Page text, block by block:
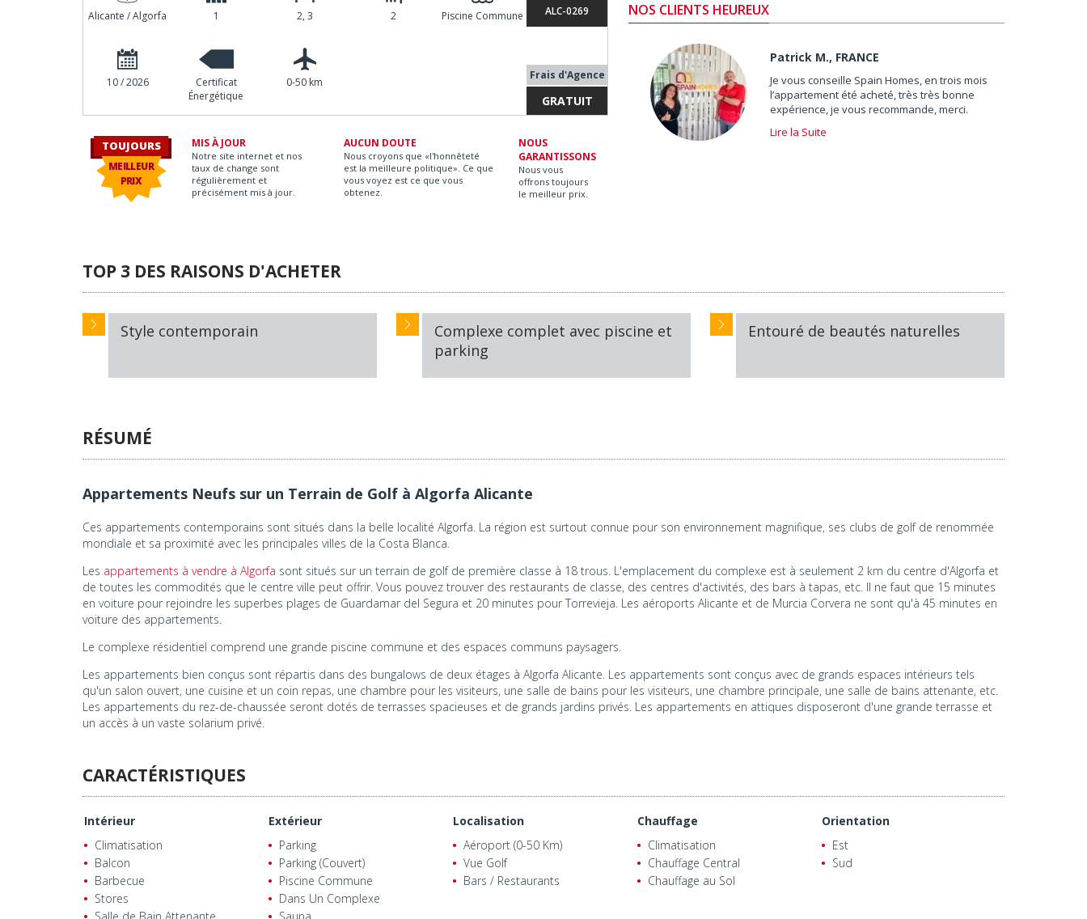
ALC-0269
Frais d'Agence
GRATUIT
Alicante / Algorfa 1 2, 3 2 Piscine Commune
10 / 2026
Certificat
Énergétique
0-50 km
TOUJOURS
MEILLEUR
PRIX
MIS À JOUR
Notre site internet et nos
taux de change sont
régulièrement et
précisément mis à jour.
AUCUN DOUTE
Nous croyons que «l'honnêteté
est la meilleure politique». Ce que
vous voyez est ce que vous
obtenez.
NOUS
GARANTISSONS
Nous vous
offrons toujours
le meilleur prix.
NOS CLIENTS HEUREUX
Patrick M., FRANCE
Je vous conseille Spain Homes, en trois mois
l’appartement été acheté, très très bonne
expérience, je vous recommande, merci.
Lire la Suite
TOP 3 DES RAISONS D'ACHETER
Style contemporain
Complexe complet avec piscine et
parking
Entouré de beautés naturelles
RÉSUMÉ
Appartements Neufs sur un Terrain de Golf à Algorfa Alicante
Ces appartements contemporains sont situés dans la belle localité Algorfa. La région est surtout connue pour son environnement magnifique, ses clubs de golf de renommée
mondiale et sa proximité avec les principales villes de la Costa Blanca.
Les appartements à vendre à Algorfa sont situés sur un terrain de golf de première classe à 18 trous. L'emplacement du complexe est à seulement 2 km du centre d'Algorfa et
de toutes les commodités que le centre ville peut offrir. Vous pouvez trouver des restaurants de classe, des centres d'activités, des bars à tapas, etc. Il ne faut que 15 minutes
en voiture pour rejoindre les superbes plages de Guardamar del Segura et 20 minutes pour Torrevieja. Les aéroports Alicante et de Murcia Corvera ne sont qu'à 45 minutes en
voiture des appartements.
Le complexe résidentiel comprend une grande piscine commune et des espaces communs paysagers.
Les appartements bien conçus sont répartis dans des bungalows de deux étages à Algorfa Alicante. Les appartements sont conçus avec de grands espaces intérieurs tels
qu'un salon ouvert, une cuisine et un coin repas, une chambre pour les visiteurs, une salle de bains pour les visiteurs, une chambre principale, une salle de bains attenante, etc.
Les appartements du rez-de-chaussée seront dotés de terrasses spacieuses et de grands jardins privés. Les appartements en attiques disposeront d'une grande terrasse et
un accès à un vaste solarium privé.
CARACTÉRISTIQUES
Intérieur
Climatisation
Balcon
Barbecue
Stores
Extérieur
Parking
Parking (Couvert)
Piscine Commune
Dans Un Complexe
Localisation
Aéroport (0-50 Km)
Vue Golf
Bars / Restaurants
Chauffage
Climatisation
Chauffage Central
Chauffage au Sol
Orientation
Est
Sud